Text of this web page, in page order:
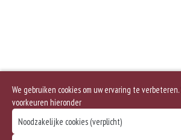
We gebruiken cookies om uw ervaring te
voorkeuren hieronder
Noodzakelijke cookies (verplicht)